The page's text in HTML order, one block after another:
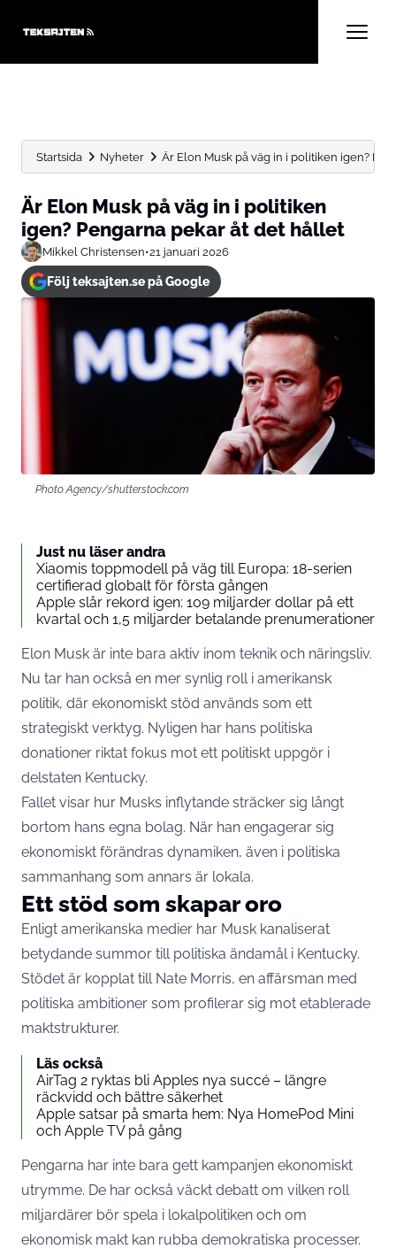
Startsida Nyheter Är Elon Musk på väg in i politiken igen?
Är Elon Musk på väg in i politiken
igen? Pengarna pekar åt det hållet
Mikkel Christensen•21 januari 2026
Följ teksajten.se på Google
Photo Agency/shutterstock.com
Just nu läser andra
Xiaomis toppmodell på väg till Europa: 18-serien
certifierad globalt för första gången
Apple slår rekord igen: 109 miljarder dollar på ett
kvartal och 1,5 miljarder betalande prenumerationer
Elon Musk är inte bara aktiv inom teknik och näringsliv.
Nu tar han också en mer synlig roll i amerikansk
politik, där ekonomiskt stöd används som ett
strategiskt verktyg. Nyligen har hans politiska
donationer riktat fokus mot ett politiskt uppgör i
delstaten Kentucky.
Fallet visar hur Musks inflytande sträcker sig långt
bortom hans egna bolag. När han engagerar sig
ekonomiskt förändras dynamiken, även i politiska
sammanhang som annars är lokala.
Ett stöd som skapar oro
Enligt amerikanska medier har Musk kanaliserat
betydande summor till politiska ändamål i Kentucky.
Stödet är kopplat till Nate Morris, en affärsman med
politiska ambitioner som profilerar sig mot etablerade
maktstrukturer.
Läs också
AirTag 2 ryktas bli Apples nya succé – längre
räckvidd och bättre säkerhet
Apple satsar på smarta hem: Nya HomePod Mini
och Apple TV på gång
Pengarna har inte bara gett kampanjen ekonomiskt
utrymme. De har också väckt debatt om vilken roll
miljardärer bör spela i lokalpolitiken och om
ekonomisk makt kan rubba demokratiska processer.